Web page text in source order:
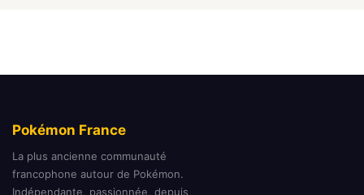
Pokémon France
La plus ancienne communauté
francophone autour de Pokémon.
Indépendante, passionnée, depuis